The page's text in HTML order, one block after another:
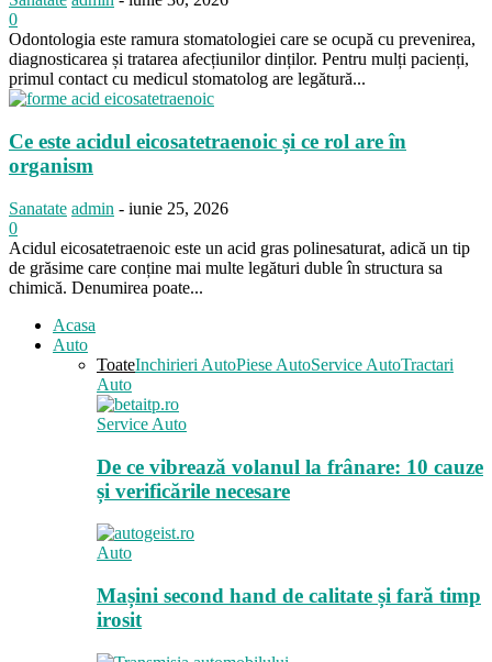
0
Odontologia este ramura stomatologiei care se ocupă cu prevenirea,
diagnosticarea și tratarea afecțiunilor dinților. Pentru mulți pacienți,
primul contact cu medicul stomatolog are legătură...
Ce este acidul eicosatetraenoic și ce rol are în
organism
Sanatate admin - iunie 25, 2026
0
Acidul eicosatetraenoic este un acid gras polinesaturat, adică un tip
de grăsime care conține mai multe legături duble în structura sa
chimică. Denumirea poate...
Acasa
Auto
ToateInchirieri AutoPiese AutoService AutoTractari
Auto
Service Auto
De ce vibrează volanul la frânare: 10 cauze
și verificările necesare
Auto
Mașini second hand de calitate și fară timp
irosit